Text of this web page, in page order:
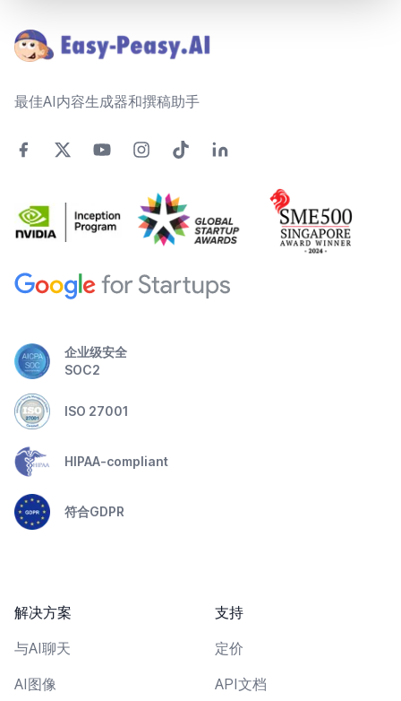
最佳AI内容生成器和撰稿助手
企业级安全
SOC2
ISO 27001
HIPAA-compliant
符合GDPR
解决方案
与AI聊天
AI图像
支持
定价
API文档